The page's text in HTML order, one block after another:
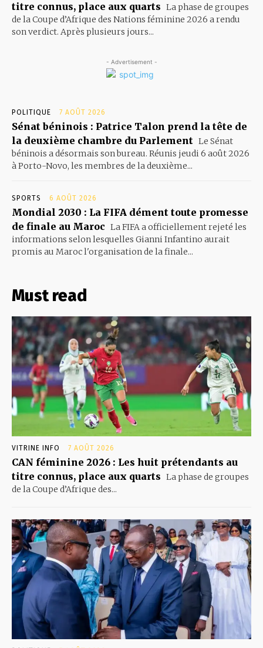
titre connus, place aux quarts La phase de groupes
de la Coupe d’Afrique des Nations féminine 2026 a rendu
son verdict. Après plusieurs jours...
- Advertisement -
POLITIQUE 7 AOÛT 2026
Sénat béninois : Patrice Talon prend la tête de
la deuxième chambre du Parlement Le Sénat
béninois a désormais son bureau. Réunis jeudi 6 août 2026
à Porto-Novo, les membres de la deuxième...
SPORTS 6 AOÛT 2026
Mondial 2030 : La FIFA dément toute promesse
de finale au Maroc La FIFA a officiellement rejeté les
informations selon lesquelles Gianni Infantino aurait
promis au Maroc l'organisation de la finale...
Must read
VITRINE INFO 7 AOÛT 2026
CAN féminine 2026 : Les huit prétendants au
titre connus, place aux quarts La phase de groupes
de la Coupe d’Afrique des...